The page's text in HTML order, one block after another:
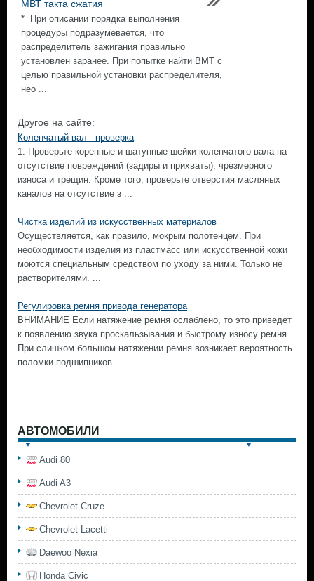
МВТ такта сжатия
* При описании порядка выполнения
процедуры подразумевается, что
распределитель зажигания правильно
установлен заранее. При попытке найти ВМТ с
целью правильной установки распределителя,
нео ...
Другое на сайте:
Коленчатый вал - проверка
1. Проверьте коренные и шатунные шейки коленчатого вала на
отсутствие повреждений (задиры и прихваты), чрезмерного
износа и трещин. Кроме того, проверьте отверстия масляных
каналов на отсутствие з ...
Чистка изделий из искусственных материалов
Осуществляется, как правило, мокрым полотенцем. При
необходимости изделия из пластмасс или искусственной кожи
моются специальным средством по уходу за ними. Только не
растворителями. ...
Регулировка ремня привода генератора
ВНИМАНИЕ Если натяжение ремня ослаблено, то это приведет
к появлению звука проскальзывания и быстрому износу ремня.
При слишком большом натяжении ремня возникает вероятность
поломки подшипников ...
АВТОМОБИЛИ
Audi 80
Audi A3
Chevrolet Cruze
Chevrolet Lacetti
Daewoo Nexia
Honda Civic